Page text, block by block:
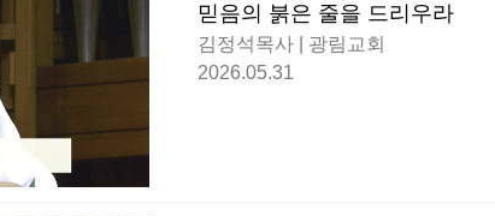
믿음의 붉은 줄을 드리우라
김정석목사 | 광림교회
2026.05.31